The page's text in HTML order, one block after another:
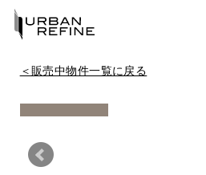
＜販売中物件一覧に戻る